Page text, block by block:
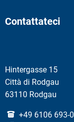
Contattateci
Hintergasse 15
Città di Rodgau
63110 Rodgau
+49 6106 693-0